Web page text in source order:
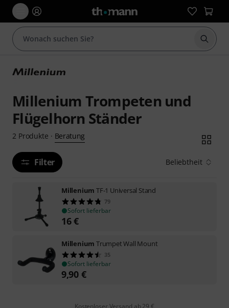
Suche
Millenium Trompeten und
Flügelhorn Ständer
2 Produkte · Beratung
Filter Beliebtheit
Millenium TF-1 Universal Stand
79
Sofort lieferbar
16€
Millenium Trumpet Wall Mount
35
Sofort lieferbar
9,90 €
Kostenloser Versand ab 29 €